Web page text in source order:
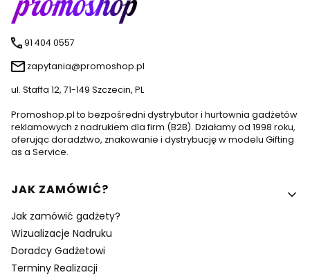
91 404 0557
zapytania@promoshop.pl
ul. Staffa 12, 71-149 Szczecin, PL
Promoshop.pl to bezpośredni dystrybutor i hurtownia gadżetów
reklamowych z nadrukiem dla firm (B2B). Działamy od 1998 roku,
oferując doradztwo, znakowanie i dystrybucję w modelu Gifting
as a Service.
Linki w stopce
JAK ZAMÓWIĆ?
Jak zamówić gadżety?
Wizualizacje Nadruku
Doradcy Gadżetowi
Terminy Realizacji